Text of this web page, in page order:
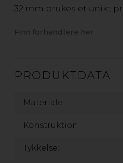
32 mm brukes et unikt
Finn forhandlere her
PRODUKTDATA
Materiale:
Konstruktion:
Tykkelse:
et behagelig lys.
fokuset er sommerbruk